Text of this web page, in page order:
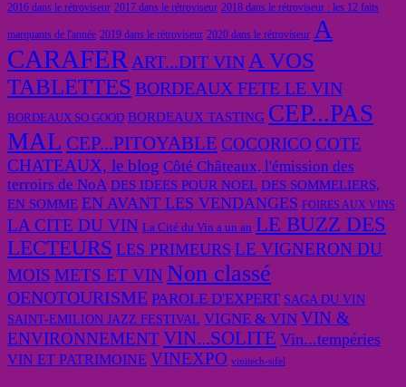
2016 dans le rétroviseur 2017 dans le rétroviseur 2018 dans le rétroviseur : les 12 faits
marquants de l'année 2019 dans le rétroviseur 2020 dans le rétroviseur A
CARAFER ART...DIT VIN A VOS
TABLETTES BORDEAUX FETE LE VIN
BORDEAUX SO GOOD BORDEAUX TASTING CEP...PAS
MAL CEP...PITOYABLE COCORICO COTE
CHATEAUX, le blog Côté Châteaux, l'émission des
terroirs de NoA DES IDEES POUR NOEL DES SOMMELIERS,
EN SOMME EN AVANT LES VENDANGES FOIRES AUX VINS
LA CITE DU VIN La Cité du Vin a un an LE BUZZ DES
LECTEURS LES PRIMEURS LE VIGNERON DU
MOIS METS ET VIN Non classé
OENOTOURISME PAROLE D'EXPERT SAGA DU VIN
SAINT-EMILION JAZZ FESTIVAL VIGNE & VIN VIN &
ENVIRONNEMENTVIN...SOLITE Vin...tempéries
VIN ET PATRIMOINE VINEXPO vinitech-sifel